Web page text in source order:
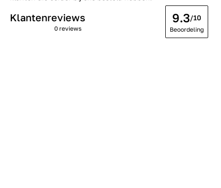
Klantenreviews
0 reviews
9.3/10
Beoordeling